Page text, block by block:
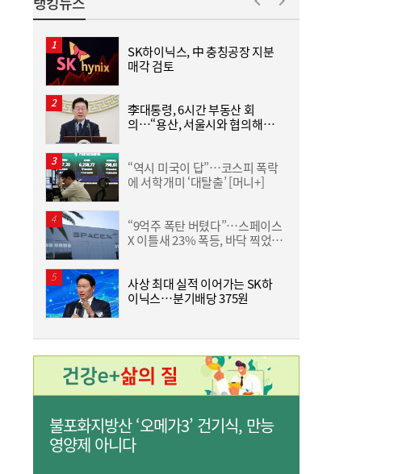
11:20
“역시 미국이 답”…코스피 폭락에 서학개미
‘대탈출’ [머니+]
11:15
이쯤되면 ‘내홍위’…국힘 윤리위원 또 사퇴,
윤리위 내부 갈등 확산
SK하이닉스, 中 충칭공장 지분
매각 검토
李대통령, 6시간 부동산 회
의…“용산, 서울시와 협의해야”
“역시 미국이 답”…코스피 폭락
에 서학개미 ‘대탈출’ [머니+]
“9억주 폭탄 버텼다”…스페이스
X 이틀새 23% 폭등, 바닥 찍었나
사상 최대 실적 이어가는 SK하
이닉스…분기배당 375원
불포화지방산 ‘오메가3’ 건기식, 만능
영양제 아니다